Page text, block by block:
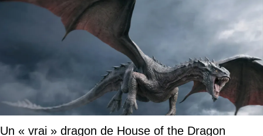
Un « vrai » dragon de House of the Dragon